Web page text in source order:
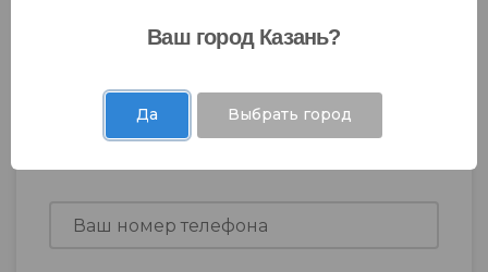
Ваш город Казань?
Да Выбрать город